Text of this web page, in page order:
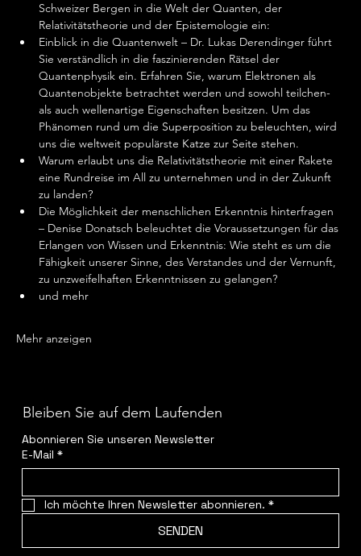
Schweizer Bergen in die Welt der Quanten, der
Relativitätstheorie und der Epistemologie ein:
Einblick in die Quantenwelt – Dr. Lukas Derendinger führt
Sie verständlich in die faszinierenden Rätsel der
Quantenphysik ein. Erfahren Sie, warum Elektronen als
Quantenobjekte betrachtet werden und sowohl teilchen-
als auch wellenartige Eigenschaften besitzen. Um das
Phänomen rund um die Superposition zu beleuchten, wird
uns die weltweit populärste Katze zur Seite stehen.
Warum erlaubt uns die Relativitätstheorie mit einer Rakete
eine Rundreise im All zu unternehmen und in der Zukunft
zu landen?
Die Möglichkeit der menschlichen Erkenntnis hinterfragen
– Denise Donatsch beleuchtet die Voraussetzungen für das
Erlangen von Wissen und Erkenntnis: Wie steht es um die
Fähigkeit unserer Sinne, des Verstandes und der Vernunft,
zu unzweifelhaften Erkenntnissen zu gelangen?
und mehr
Mehr anzeigen
Bleiben Sie auf dem Laufenden
Abonnieren Sie unseren Newsletter
E-Mail *
Ich möchte Ihren Newsletter abonnieren. *
SENDEN